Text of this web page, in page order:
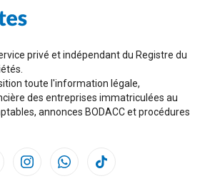
privé et indépendant du Registre du
toute l'information légale,
des entreprises immatriculées au
annonces BODACC et procédures